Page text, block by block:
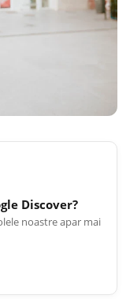
Discover?
noastre apar mai